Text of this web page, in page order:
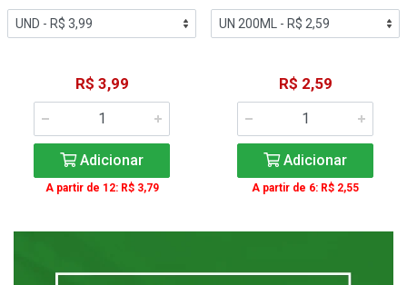
R$ 3,99
Adicionar
A partir de 12: R$ 3,79
R$ 2,59
Adicionar
A partir de 6: R$ 2,55